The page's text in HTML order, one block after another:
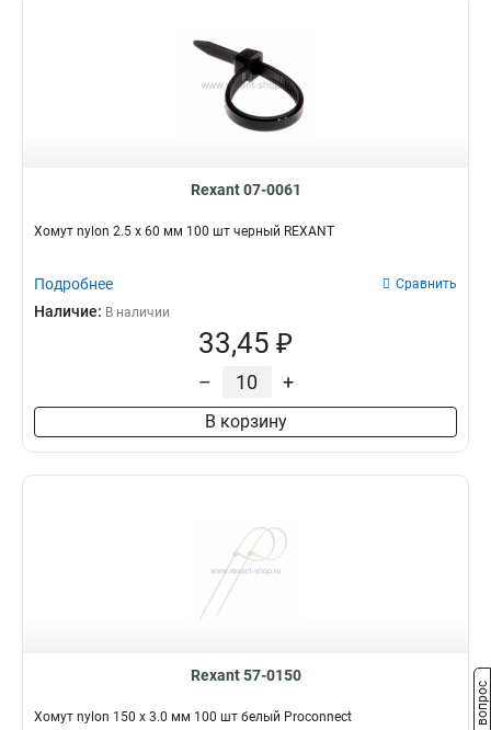
Rexant 07-0061
Хомут nylon 2.5 х 60 мм 100 шт черный REXANT
Подробнее Сравнить
Наличие: В наличии
33,45 ₽
– +
В корзину
Rexant 57-0150
Хомут nylon 150 х 3.0 мм 100 шт белый Proconnect